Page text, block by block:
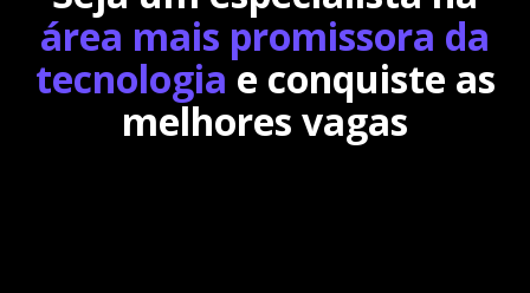
área mais promissora da
tecnologia e conquiste as
melhores vagas